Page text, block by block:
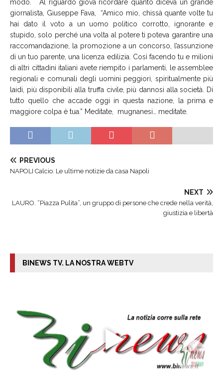
modo. Al riguardo giova ricordare quanto diceva un grande
giornalista, Giuseppe Fava, “Amico mio, chissà quante volte tu
hai dato il voto a un uomo politico corrotto, ignorante e
stupido, solo perché una volta al potere ti poteva garantire una
raccomandazione, la promozione a un concorso, l’assunzione
di un tuo parente, una licenza edilizia. Così facendo tu e milioni
di altri cittadini italiani avete riempito i parlamenti, le assemblee
regionali e comunali degli uomini peggiori, spiritualmente più
laidi, più disponibili alla truffa civile, più dannosi alla società. Di
tutto quello che accade oggi in questa nazione, la prima e
maggiore colpa è tua.” Meditate, mugnanesi… meditate.
PREVIOUS
NAPOLI Calcio. Le ultime notizie da casa Napoli
NEXT
LAURO. “Piazza Pulita”, un gruppo di persone che crede nella verità,
giustizia e libertà
BINEWS TV. LA NOSTRA WEBTV